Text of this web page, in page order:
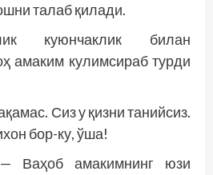
талаб қилади.
куюнчаклик билан
амаким кулимсираб турди
Сиз у қизни танийсиз.
бор-ку, ўша!
Ваҳоб амакимнинг юзи